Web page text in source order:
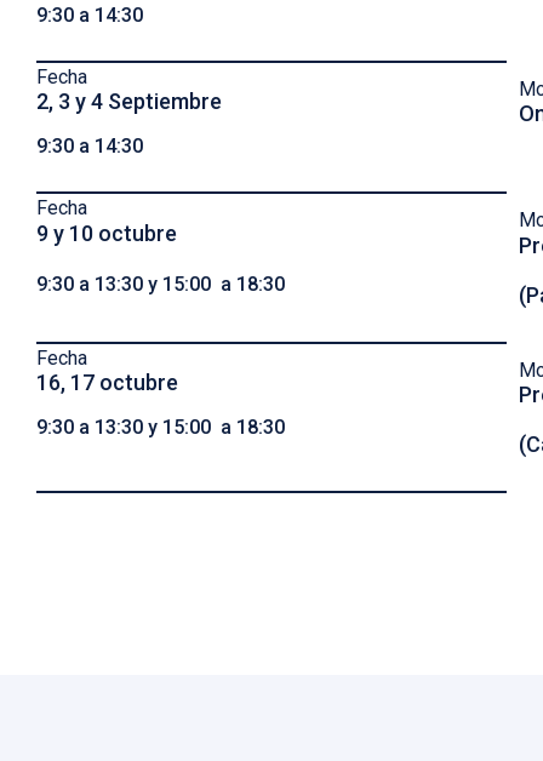
9:30 a 14:30
Fecha
2, 3 y 4 Septiembre
9:30 a 14:30
Fecha
9 y 10 octubre
9:30 a 13:30 y 15:00 a 18:30
Fecha
16, 17 octubre
9:30 a 13:30 y 15:00 a 18:30